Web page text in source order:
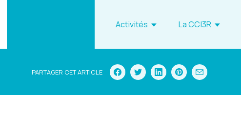
Activités La CCI3R
PARTAGER CET ARTICLE